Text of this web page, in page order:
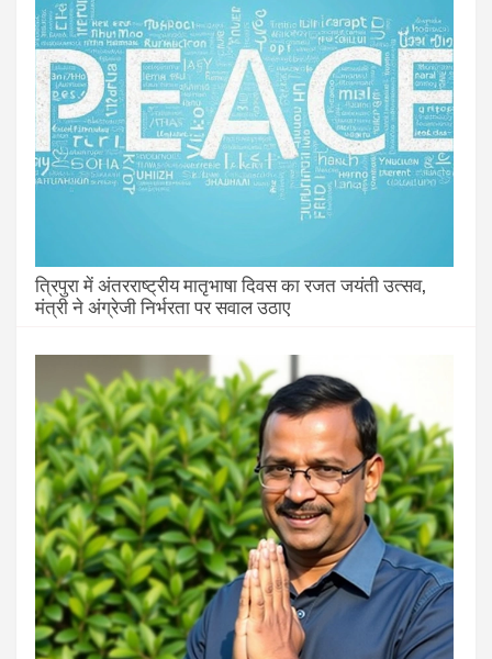
त्रिपुरा में अंतरराष्ट्रीय मातृभाषा दिवस का रजत जयंती उत्सव,
मंत्री ने अंग्रेजी निर्भरता पर सवाल उठाए